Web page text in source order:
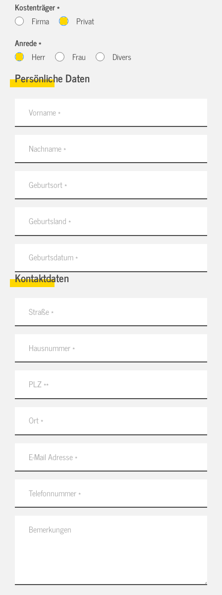
Kostenträger *
Firma
Privat
Anrede *
Herr
Frau Divers
Persönliche Daten
Kontaktdaten